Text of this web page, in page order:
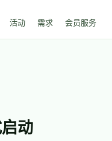
活动 需求 会员服务
动